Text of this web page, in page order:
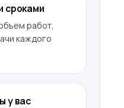
сроками
работ,
каждого
у вас